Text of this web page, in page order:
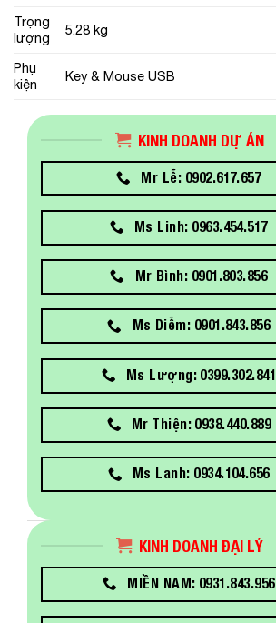
Trọng
lượng
5.28 kg
Phụ
kiện
Key & Mouse USB
KINH DOANH DỰ ÁN
Mr Lễ: 0902.617.657
Ms Linh: 0963.454.517
Mr Bình: 0901.803.856
Ms Diễm: 0901.843.856
Ms Lượng: 0399.302.841
Mr Thiện: 0938.440.889
Ms Lanh: 0934.104.656
KINH DOANH ĐẠI LÝ
MIỀN NAM: 0931.843.956